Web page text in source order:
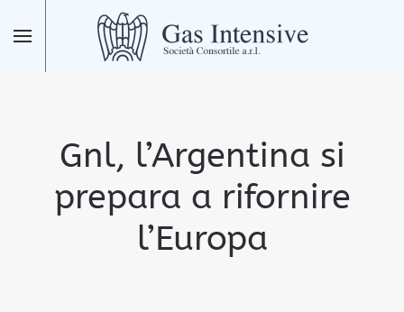
Skip to main content
Gnl, l’Argentina si
prepara a rifornire
l’Europa